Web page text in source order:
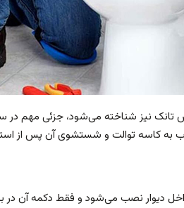
تانک نیز شناخته می‌شود، جزئی مهم در
به کاسه توالت و شستشوی آن پس از
دیوار نصب می‌شود و فقط دکمه آن در